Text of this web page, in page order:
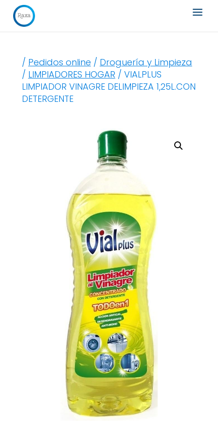
Búsqueda
de
productos
/ Pedidos online / Droguería y Limpieza
/ LIMPIADORES HOGAR / VIALPLUS
LIMPIADOR VINAGRE DELIMPIEZA 1,25L.CON
DETERGENTE